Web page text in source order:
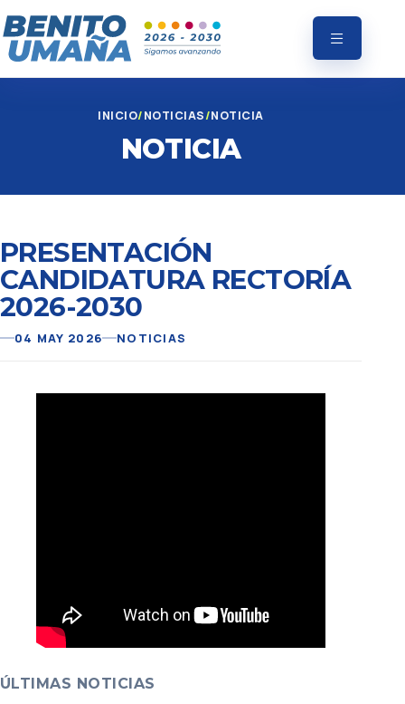
INICIO NOTICIAS NOTICIA
NOTICIA
PRESENTACIÓN
CANDIDATURA RECTORÍA
2026-2030
04 MAY 2026 NOTICIAS
ÚLTIMAS NOTICIAS